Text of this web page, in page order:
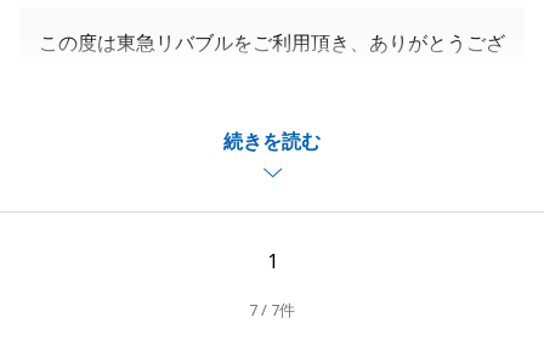
続きを読む
この度は東急リバブルをご利用頂き、ありがとうござ
なく、ご不安にさせてしまい、誠に申し訳ございませ
Ｔ様へのご配慮が不足した事、深く反省しておりま
1
7 / 7件